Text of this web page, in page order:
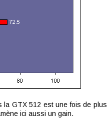
la GTX 512 est une fois de plus
ici aussi un gain.